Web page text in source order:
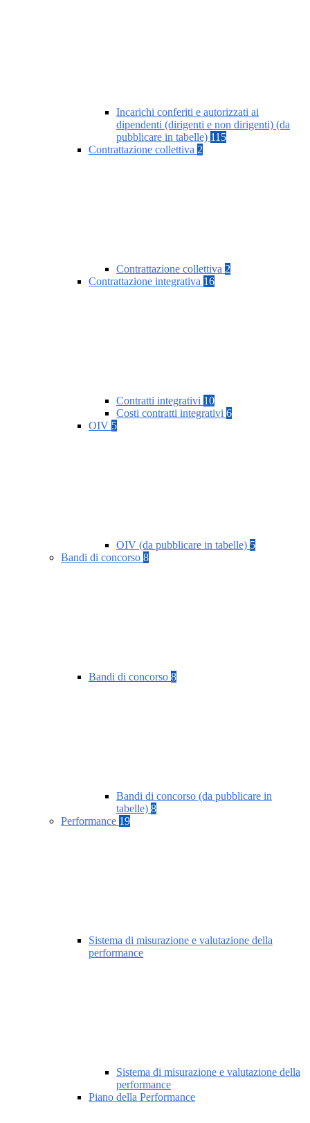
Incarichi conferiti e autorizzati ai
dipendenti (dirigenti e non dirigenti) (da
pubblicare in tabelle) 115
Contrattazione collettiva 2
Contrattazione collettiva 2
Contrattazione integrativa 16
Contratti integrativi 10
Costi contratti integrativi 6
OIV 5
OIV (da pubblicare in tabelle) 5
Bandi di concorso 8
Bandi di concorso 8
Bandi di concorso (da pubblicare in
tabelle) 8
Performance 19
Sistema di misurazione e valutazione della
performance
Sistema di misurazione e valutazione della
performance
Piano della Performance